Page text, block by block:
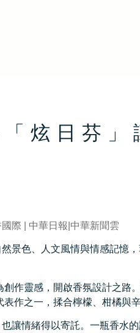
炫日芬
際 | 中華日報|中華新聞雲
景色、人文風情與情感記憶
作靈感，開啟香氛設計之路
作之一，揉合檸檬、柑橘與
讓情緒得以寄託。一瓶香水